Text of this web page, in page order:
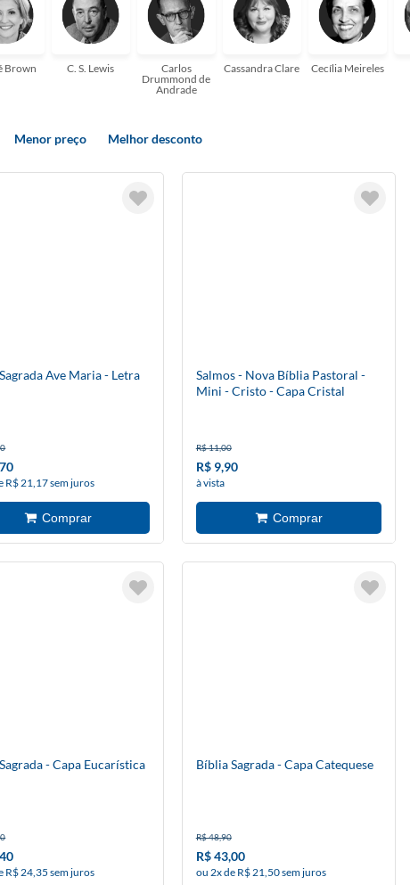
Brown C. S. Lewis
Carlos
Drummond de
Andrade
Cassandra Clare Cecília Meireles
Menor preço Melhor desconto
Ave Maria - Letra
R$ 21,17 sem juros
Salmos - Nova Bíblia Pastoral -
Mini - Cristo - Capa Cristal
R$ 11,00
R$ 9,90
à vista
- Capa Eucarística
R$ 24,35 sem juros
Bíblia Sagrada - Capa Catequese
R$ 48,90
R$ 43,00
ou 2x de R$ 21,50 sem juros